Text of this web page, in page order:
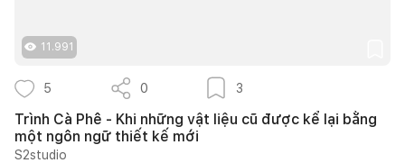
11.991
5 0 3
Trình Cà Phê - Khi những vật liệu cũ được kể lại bằng
một ngôn ngữ thiết kế mới
S2studio